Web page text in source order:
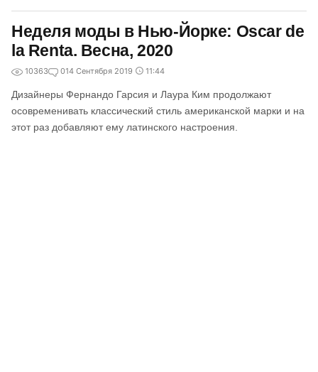
Неделя моды в Нью-Йорке: Oscar de
la Renta. Весна, 2020
10363 014 Сентября 2019 11:44
Дизайнеры Фернандо Гарсия и Лаура Ким продолжают
осовременивать классический стиль американской марки и на
этот раз добавляют ему латинского настроения.